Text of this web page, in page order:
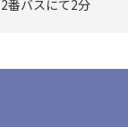
番バスにて2分